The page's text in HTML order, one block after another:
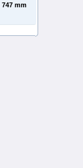
747 mm